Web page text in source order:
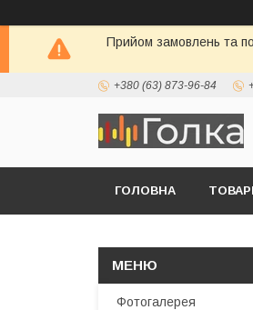
Прийом замовлень та
+380 (63) 873-96-84
ГОЛОВНА
Фотогалерея